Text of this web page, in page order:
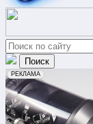
erid: 2VfnxxmNzs5
РЕКЛАМА